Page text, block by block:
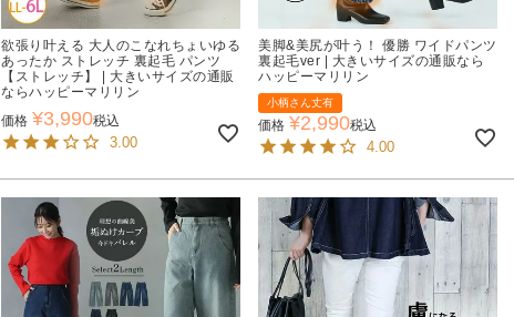
欲張り叶える 大人のこなれちょいゆる
あったか ストレッチ 裏起毛 パンツ
【ストレッチ】 | 大きいサイズの通販
ならハッピーマリリン
価格 ¥3,990税込
3.00
美脚&美尻が叶う！ 優勝 ワイドパンツ
裏起毛ver | 大きいサイズの通販なら
ハッピーマリリン
小柄さん丈有
価格 ¥2,990税込
4.00